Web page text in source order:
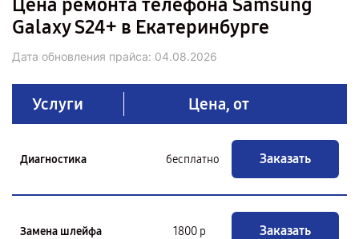
Цена ремонта телефона Samsung
Galaxy S24+ в Екатеринбурге
Дата обновления прайса: 04.08.2026
Услуги Цена, от
Диагностика бесплатно Заказать
Замена шлейфа 1800 р Заказать